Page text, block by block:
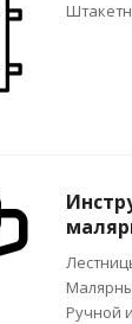
Ручной